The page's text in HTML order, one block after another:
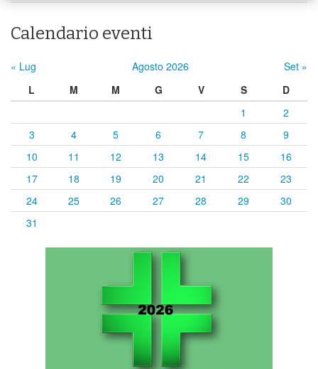
Calendario eventi
« Lug Agosto 2026
Set »
L
M M G V S
D
1
2
3
4 5 6 7 8
9
10
11 12 13 14 15
16
17
18 19 20 21 22
23
24
25 26 27 28 29
30
31